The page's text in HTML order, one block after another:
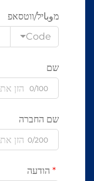
מوباיל/ווטסאפ
Code
שם
0/100
שם החברה
0/200
הודעה